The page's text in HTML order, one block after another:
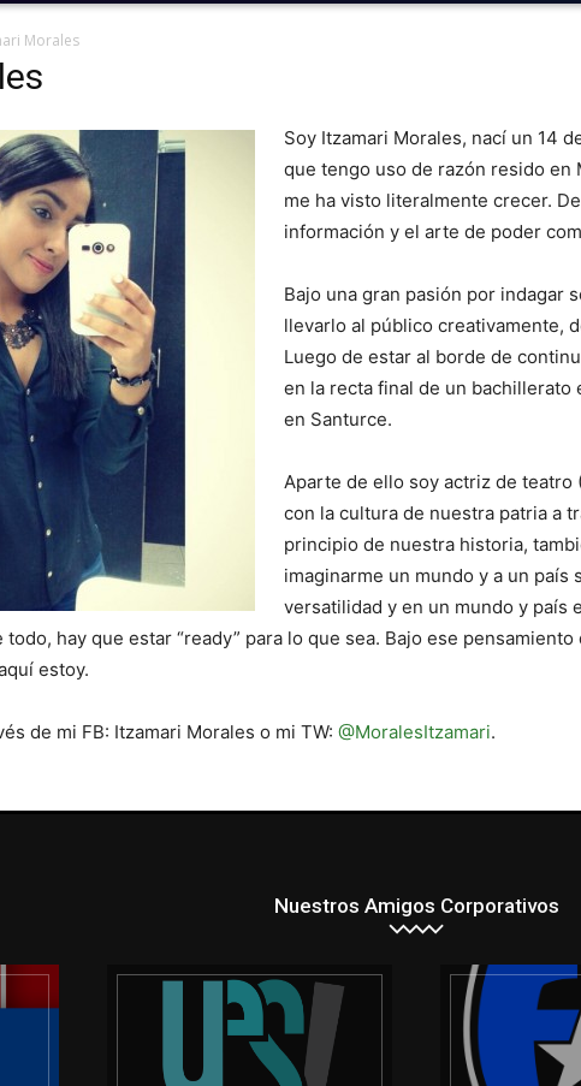
Morales
Soy Itzamari Morales, nací un 14
que tengo uso de razón resido en
me ha visto literalmente crecer.
información y el arte de poder
Bajo una gran pasión por indagar
llevarlo al público creativamente,
Luego de estar al borde de
en la recta final de un bachillerato
en Santurce.
Aparte de ello soy actriz de teatro
con la cultura de nuestra patria a
principio de nuestra historia,
imaginarme un mundo y a un
versatilidad y en un mundo y país
hay que estar “ready” para lo que sea. Bajo ese
estoy.
de mi FB: Itzamari Morales o mi TW: @MoralesItzamari.
Nuestros Amigos Corporativos